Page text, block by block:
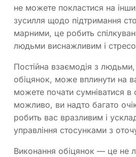
не можете покластися на
зусилля щодо підтримання
марними, це робить
людьми виснажливим і
Постійна взаємодія з
обіцянок, може вплинути на
можете почати сумніватися
можливо, ви надто багато
робить вас вразливим і
управління стосунками з
Виконання обіцянок — це не